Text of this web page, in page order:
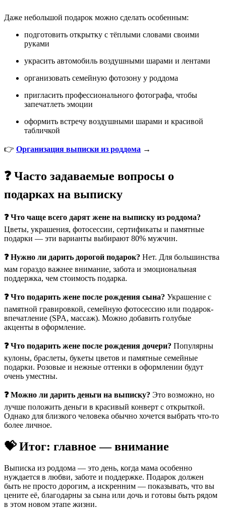
Даже небольшой подарок можно сделать особенным:
подготовить открытку с тёплыми словами своими
руками
украсить автомобиль воздушными шарами и лентами
организовать семейную фотозону у роддома
пригласить профессионального фотографа, чтобы
запечатлеть эмоции
оформить встречу воздушными шарами и красивой
табличкой
👉 Организация выписки из роддома →
❓ Часто задаваемые вопросы о
подарках на выписку
❓ Что чаще всего дарят жене на выписку из роддома?
Цветы, украшения, фотосессии, сертификаты и памятные
подарки — эти варианты выбирают 80% мужчин.
❓ Нужно ли дарить дорогой подарок? Нет. Для большинства
мам гораздо важнее внимание, забота и эмоциональная
поддержка, чем стоимость подарка.
❓ Что подарить жене после рождения сына? Украшение с
памятной гравировкой, семейную фотосессию или подарок-
впечатление (SPA, массаж). Можно добавить голубые
акценты в оформление.
❓ Что подарить жене после рождения дочери? Популярны
кулоны, браслеты, букеты цветов и памятные семейные
подарки. Розовые и нежные оттенки в оформлении будут
очень уместны.
❓ Можно ли дарить деньги на выписку? Это возможно, но
лучше положить деньги в красивый конверт с открыткой.
Однако для близкого человека обычно хочется выбрать что-то
более личное.
💝 Итог: главное — внимание
Выписка из роддома — это день, когда мама особенно
нуждается в любви, заботе и поддержке. Подарок должен
быть не просто дорогим, а искренним — показывать, что вы
цените её, благодарны за сына или дочь и готовы быть рядом
в этом новом этапе жизни.